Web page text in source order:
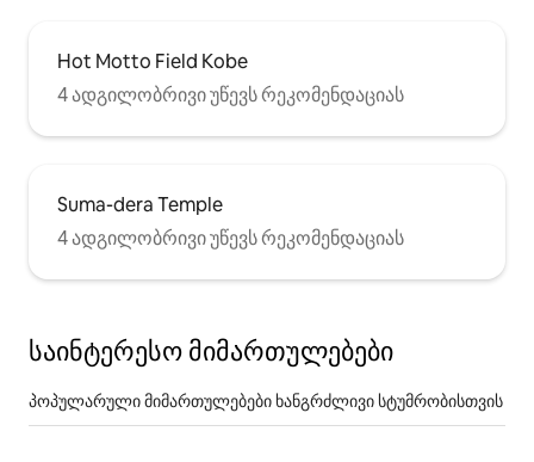
Hot Motto Field Kobe
4 ადგილობრივი უწევს რეკომენდაციას
Suma-dera Temple
4 ადგილობრივი უწევს რეკომენდაციას
საინტერესო მიმართულებები
პოპულარული მიმართულებები ხანგრძლივი სტუმრობისთვის